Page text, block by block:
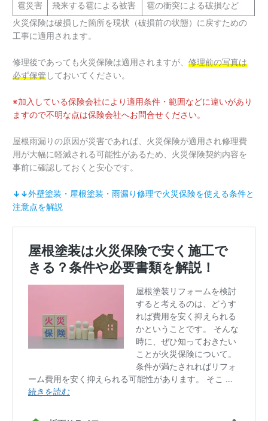
雹災害 飛来する雹による被害
雹の衝突による破損など
火災保険は破損した箇所を現状（破損前の状態）に戻すための
工事に適用されます。
修理後であっても火災保険は適用されますが、修理前の写真は
必ず保管しておいてください。
※加入している保険会社により適用条件・範囲などに違いがあり
ますので不明な点は保険会社へお問合せください。
屋根雨漏りの原因が災害であれば、火災保険が適用され修理費
用が大幅に軽減される可能性があるため、火災保険契約内容を
事前に確認しておくと安心です。
↓↓外壁塗装・屋根塗装・雨漏り修理で火災保険を使える条件と
注意点を解説